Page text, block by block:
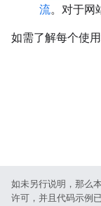
流。对于网
如需了解每个使
如未另行说明，那么
许可，并且代码示例